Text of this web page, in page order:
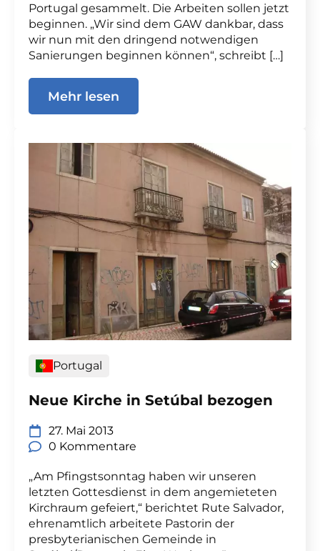
Portugal gesammelt. Die Arbeiten sollen jetzt
beginnen. „Wir sind dem GAW dankbar, dass
wir nun mit den dringend notwendigen
Sanierungen beginnen können“, schreibt […]
Mehr lesen
Portugal
Neue Kirche in Setúbal bezogen
27. Mai 2013
0 Kommentare
„Am Pfingstsonntag haben wir unseren
letzten Gottesdienst in dem angemieteten
Kirchraum gefeiert,“ berichtet Rute Salvador,
ehrenamtlich arbeitete Pastorin der
presbyterianischen Gemeinde in